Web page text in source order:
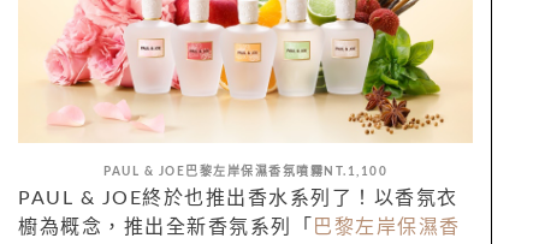
PAUL & JOE巴黎左岸保濕香氛噴霧NT.1,100
PAUL &
JOE終於也推出香水系列了！以香氛衣
櫥為概念，推出全新香氛系列「 巴黎左岸保濕香